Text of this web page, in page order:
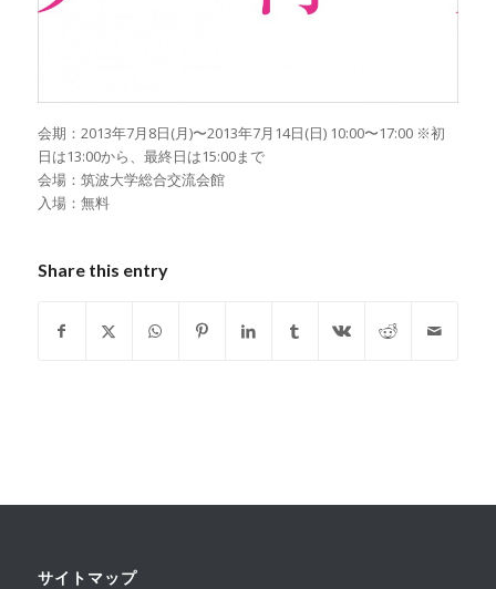
会期：2013年7月8日(月)〜2013年7月14日(日) 10:00〜17:00 ※初
日は13:00から、最終日は15:00まで
会場：筑波大学総合交流会館
入場：無料
Share this entry
サイトマップ